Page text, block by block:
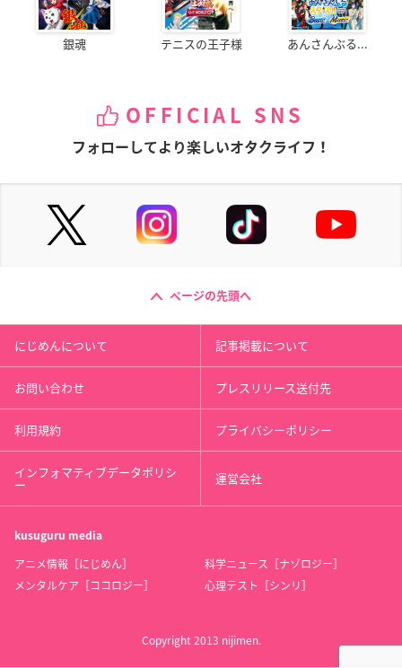
銀魂 テニスの王子様 あんさんぶる...
OFFICIAL SNS
フォローしてより楽しいオタクライフ！
ページの先頭へ
にじめんについて 記事掲載について
お問い合わせ プレスリリース送付先
利用規約 プライバシーポリシー
インフォマティブデータポリシ
ー 運営会社
kusuguru media
アニメ情報［にじめん］
科学ニュース［ナゾロジー］
メンタルケア［ココロジー］
心理テスト［シンリ］
Copyright 2013 nijimen.